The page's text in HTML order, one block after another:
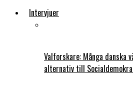
Intervjuer
Valforskare: Många danska
alternativ till